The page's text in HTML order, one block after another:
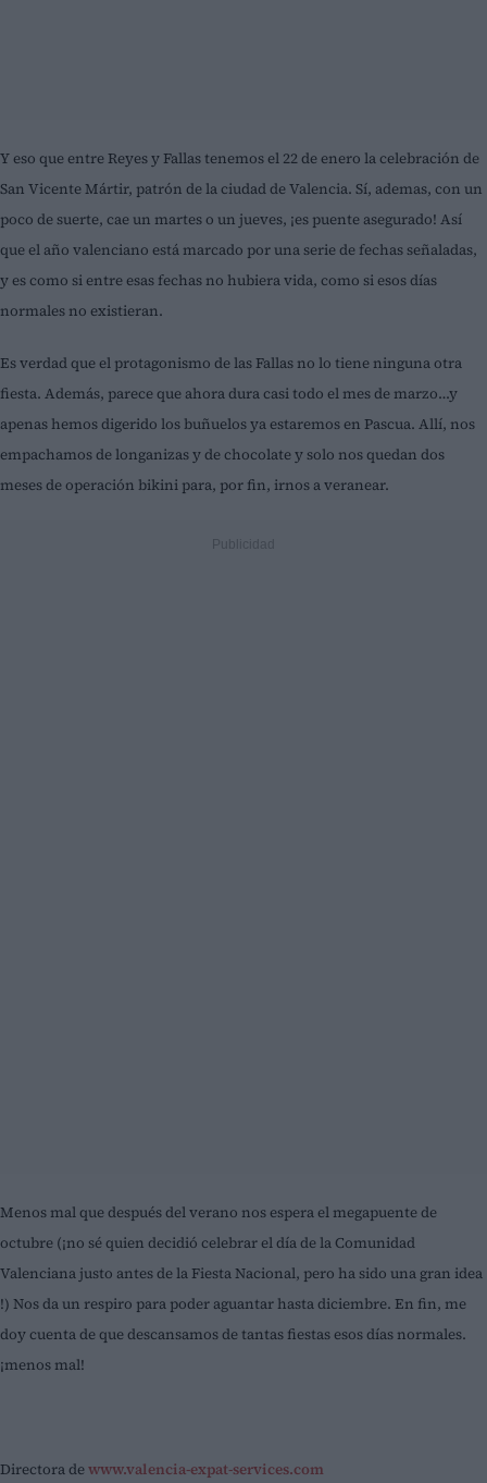
Y eso que entre Reyes y Fallas tenemos el 22 de enero la celebración de
San Vicente Mártir, patrón de la ciudad de Valencia. Sí, ademas, con un
poco de suerte, cae un martes o un jueves, ¡es puente asegurado! Así
que el año valenciano está marcado por una serie de fechas señaladas,
y es como si entre esas fechas no hubiera vida, como si esos días
normales no existieran.
Es verdad que el protagonismo de las Fallas no lo tiene ninguna otra
fiesta. Además, parece que ahora dura casi todo el mes de marzo…y
apenas hemos digerido los buñuelos ya estaremos en Pascua. Allí, nos
empachamos de longanizas y de chocolate y solo nos quedan dos
meses de operación bikini para, por fin, irnos a veranear.
Menos mal que después del verano nos espera el megapuente de
octubre (¡no sé quien decidió celebrar el día de la Comunidad
Valenciana justo antes de la Fiesta Nacional, pero ha sido una gran idea
!) Nos da un respiro para poder aguantar hasta diciembre. En fin, me
doy cuenta de que descansamos de tantas fiestas esos días normales.
¡menos mal!
Directora dewww.valencia-expat-services.com